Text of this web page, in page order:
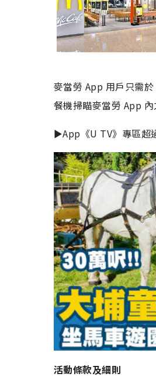
麥當勞 App 用戶只需
餐機掃瞄麥當勞 App
►App《U TV》專區超
活動條款及細則